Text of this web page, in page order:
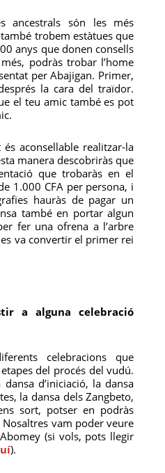
ancestrals són les més
trobem estàtues que
anys que donen consells
podràs trobar l’home
per Abajigan. Primer,
la cara del traïdor.
el teu amic també es pot
és aconsellable realitzar-la
manera descobriràs que
que trobaràs en el
1.000 CFA per persona, i
hauràs de pagar un
també en portar algun
fer una ofrena a l’arbre
va convertir el primer rei
a alguna celebració
celebracions que
del procés del vudú.
d’iniciació, la dansa
la dansa dels Zangbeto,
sort, potser en podràs
vam poder veure
(si vols, pots llegir
).